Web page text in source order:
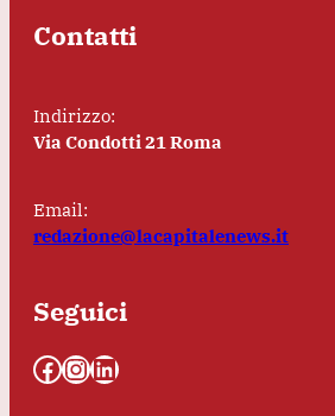
Contatti
Indirizzo:
Via Condotti 21 Roma
Email:
redazione@lacapitalenews.it
Seguici
Facebook InstagramLinkedIn